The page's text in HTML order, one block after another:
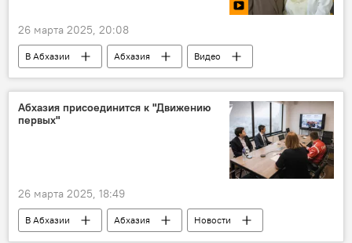
26 марта 2025, 20:08
В Абхазии Абхазия
Видео
Мультимедиа
туризм
Отдых в Абхазии
Абхазия присоединится к "Движению
первых"
26 марта 2025, 18:49
В Абхазии Абхазия Новости